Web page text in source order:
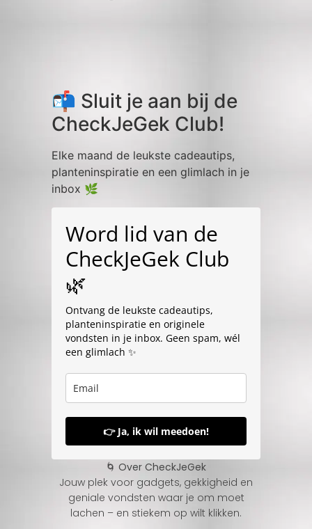
📬 Sluit je aan bij de
CheckJeGek Club!
Elke maand de leukste cadeautips,
planteninspiratie en een glimlach in je
inbox 🌿
Word lid van de
CheckJeGek Club
🌿
Ontvang de leukste cadeautips,
planteninspiratie en originele
vondsten in je inbox. Geen spam, wél
een glimlach ✨
👉 Ja, ik wil meedoen!
🌀 Over CheckJeGek
Jouw plek voor gadgets, gekkigheid en
geniale vondsten waar je om moet
lachen – en stiekem op wilt klikken.